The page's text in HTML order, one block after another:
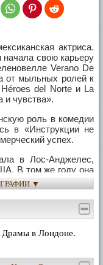
актриса.
свою карьеру
Verano De
от мыльных ролей к
del Norte и La
и чувства».
роль в комедии
в «Инструкции не
успех.
в Лос-Анджелес,
В том же году она
производства
за убийство» на
▼
в Лондоне.